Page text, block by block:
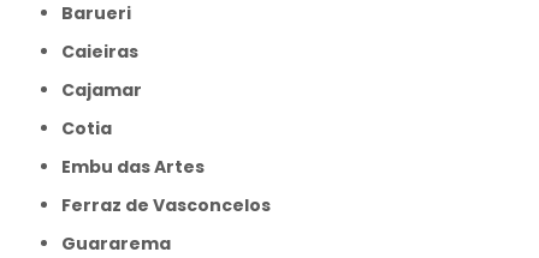
Barueri
Caieiras
Cajamar
Cotia
Embu das Artes
Ferraz de Vasconcelos
Guararema